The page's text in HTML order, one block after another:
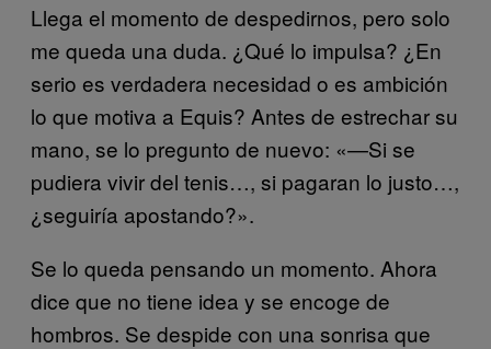
Llega el momento de despedirnos, pero solo
me queda una duda. ¿Qué lo impulsa? ¿En
serio es verdadera necesidad o es ambición
lo que motiva a Equis? Antes de estrechar su
mano, se lo pregunto de nuevo: «—Si se
pudiera vivir del tenis…, si pagaran lo justo…,
¿seguiría apostando?».
Se lo queda pensando un momento. Ahora
dice que no tiene idea y se encoge de
hombros. Se despide con una sonrisa que